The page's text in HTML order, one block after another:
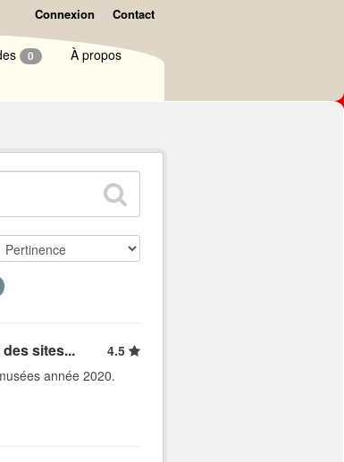
Connexion Contact
0 À propos
sites...
4.5
année 2020.